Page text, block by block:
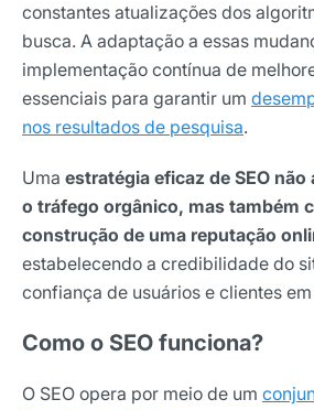
constantes atualizações dos
busca. A adaptação a essas
implementação contínua de
essenciais para garantir um
nos resultados de pesquisa.
Uma estratégia eficaz de SEO
o tráfego orgânico, mas também
construção de uma reputação
estabelecendo a credibilidade do
confiança de usuários e clientes
Como o SEO funciona?
O SEO opera por meio de um